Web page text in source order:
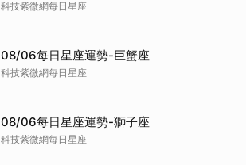
科技紫微網每日星座
08/06每日星座運勢-巨蟹座
科技紫微網每日星座
08/06每日星座運勢-獅子座
科技紫微網每日星座